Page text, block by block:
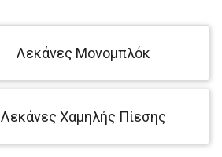
Λεκάνες Μονομπλόκ
Λεκάνες Χαμηλής Πίεσης